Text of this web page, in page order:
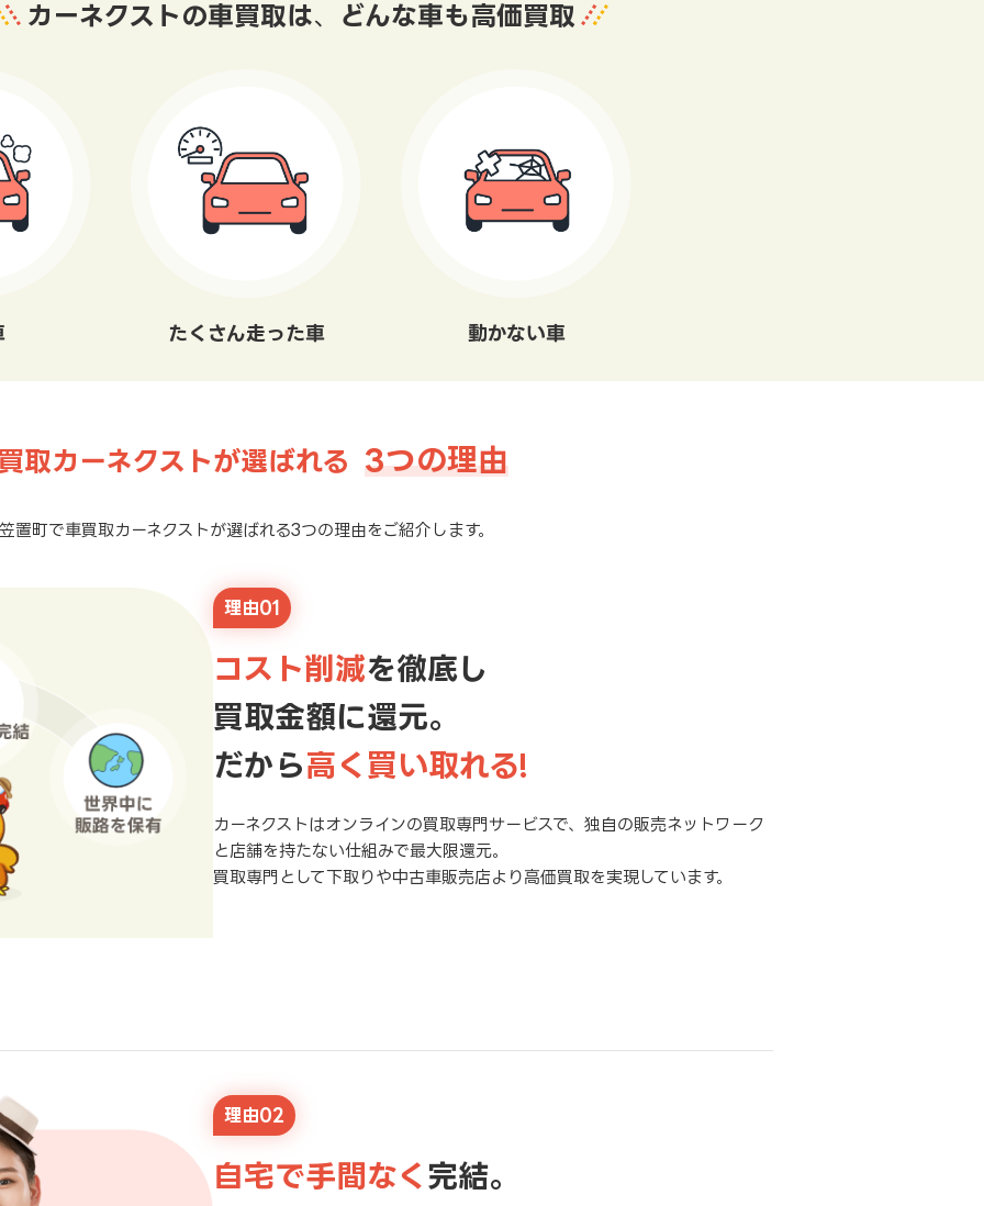
カーネクストの車買取は、 どんな車も高価買取
たくさん走った車 動かない車
取カーネクストが選ばれる 3つの理由
置町で車買取カーネクストが選ばれる3つの理由をご紹介します。
理由01
コスト削減を徹底し
買取金額に還元。
だから高く買い取れる!
カーネクストはオンラインの買取専門サービスで、独自の販売ネットワーク
と店舗を持たない仕組みで最大限還元。
買取専門として下取りや中古車販売店より高価買取を実現しています。
理由02
自宅で手間なく 完結。